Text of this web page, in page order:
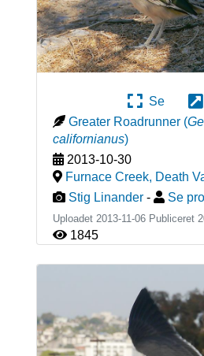
Se
Greater Roadrunner (
californianus)
2013-10-30
Furnace Creek, Death
Stig Linander - Se
Uploadet 2013-11-06 Publiceret
1845